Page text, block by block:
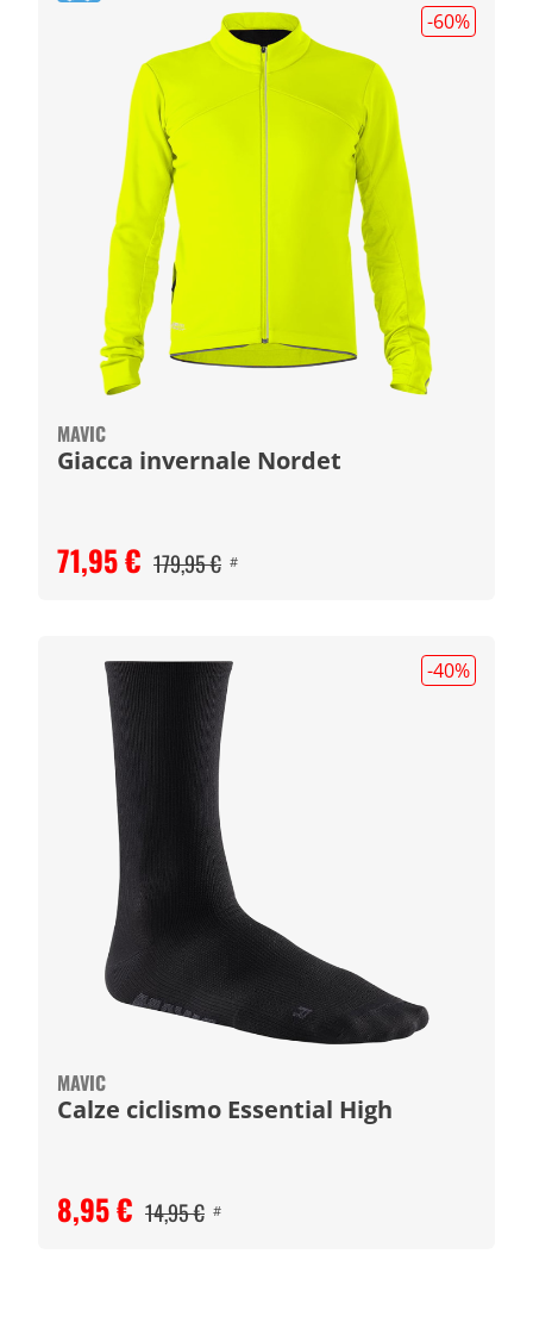
-60%
MAVIC
Giacca invernale Nordet
71,95 € 179,95 € #
-40%
MAVIC
Calze ciclismo Essential High
8,95 € 14,95 € #